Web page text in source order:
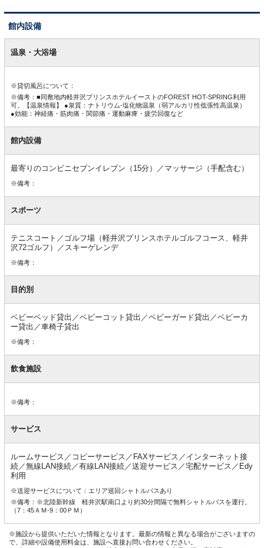
館内設備
内温泉・大浴場
※貸切風呂について：
※備考：■同敷地内軽井沢プリンスホテルイーストのFOREST HOT-SPRING利用
可。【温泉情報】 ●泉質：ナトリウム-塩化物温泉（弱アルカリ性低張性高温泉）
●効能：神経痛・筋肉痛・関節痛・運動麻痺・疲労回復など
館内設備
最寄りのコンビニセブンイレブン（15分）／マッサージ（手配含む）
※備考：
スポーツ
テニスコート／ゴルフ場（軽井沢プリンスホテルゴルフコース、軽井
沢72ゴルフ）／スキーゲレンデ
※備考：
目的別
ベビーベッド貸出／ベビーコット貸出／ベビーガード貸出／ベビーカ
ー貸出／車椅子貸出
※備考：
飲食施設
※備考：
サービス
ルームサービス／コピーサービス／FAXサービス／インターネット接
続／無線LAN接続／有線LAN接続／送迎サービス／宅配サービス／Edy
利用
※送迎サービスについて：エリア巡回シャトルバスあり
※備考：※北陸新幹線 軽井沢駅南口より約30分間隔で無料シャトルバスを運行。
（7：45ＡＭ-9：00ＰＭ）
※施設から提供いただいた情報となります。最新の情報と異なる場合がございますの
で、詳細や設備使用料金は、施設へ直接お問い合わせください。